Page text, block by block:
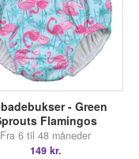
- Green
Flamingos
Fra 6 til 48 måneder
149 kr.